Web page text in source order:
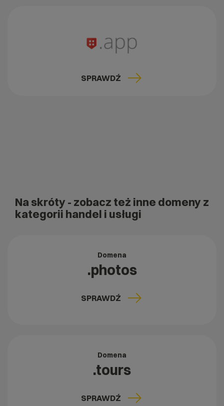
SPRAWDŹ
Na skróty - zobacz też inne domeny z
kategorii handel i usługi
Domena
.photos
SPRAWDŹ
Domena
.tours
SPRAWDŹ